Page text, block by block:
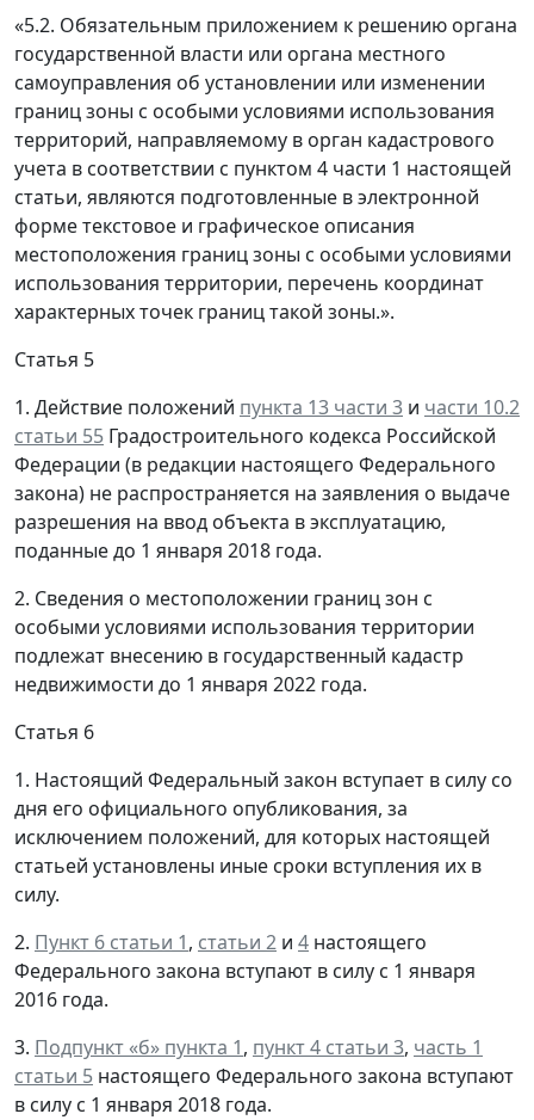
«5.2. Обязательным приложением к решению органа
государственной власти или органа местного
самоуправления об установлении или изменении
границ зоны с особыми условиями использования
территорий, направляемому в орган кадастрового
учета в соответствии с пунктом 4 части 1 настоящей
статьи, являются подготовленные в электронной
форме текстовое и графическое описания
местоположения границ зоны с особыми условиями
использования территории, перечень координат
характерных точек границ такой зоны.».
Статья 5
1. Действие положений пункта 13 части 3 и части 10.2
статьи 55 Градостроительного кодекса Российской
Федерации (в редакции настоящего Федерального
закона) не распространяется на заявления о выдаче
разрешения на ввод объекта в эксплуатацию,
поданные до 1 января 2018 года.
2. Сведения о местоположении границ зон с
особыми условиями использования территории
подлежат внесению в государственный кадастр
недвижимости до 1 января 2022 года.
Статья 6
1. Настоящий Федеральный закон вступает в силу со
дня его официального опубликования, за
исключением положений, для которых настоящей
статьей установлены иные сроки вступления их в
силу.
2. Пункт 6 статьи 1, статьи 2 и 4 настоящего
Федерального закона вступают в силу с 1 января
2016 года.
3. Подпункт «б» пункта 1, пункт 4 статьи 3, часть 1
статьи 5 настоящего Федерального закона вступают
в силу с 1 января 2018 года.